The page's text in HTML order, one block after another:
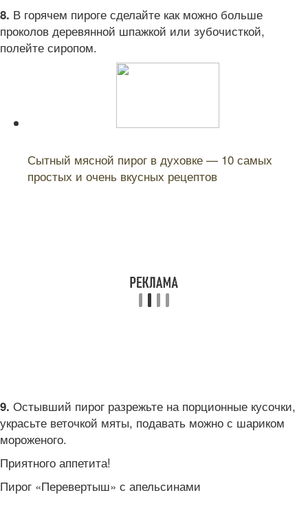
8. В горячем пироге сделайте как можно больше
проколов деревянной шпажкой или зубочисткой,
полейте сиропом.
Сытный мясной пирог в духовке — 10 самых
простых и очень вкусных рецептов
9. Остывший пирог разрежьте на порционные кусочки,
украсьте веточкой мяты, подавать можно с шариком
мороженого.
Приятного аппетита!
Пирог «Перевертыш» с апельсинами